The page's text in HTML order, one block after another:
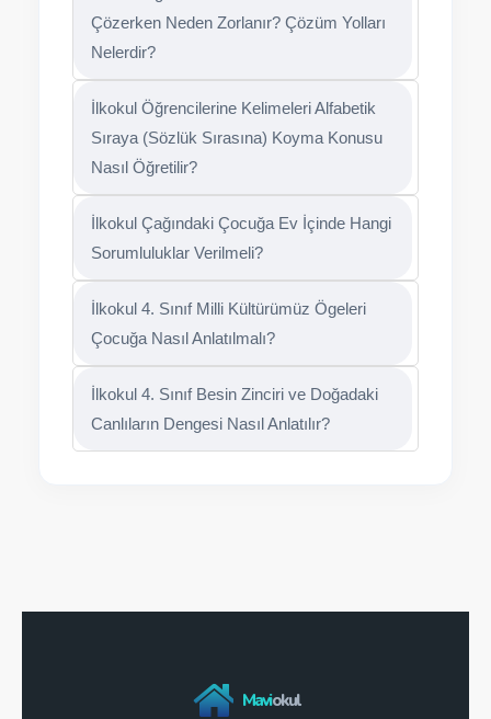
Çözerken Neden Zorlanır? Çözüm Yolları
Nelerdir?
İlkokul Öğrencilerine Kelimeleri Alfabetik
Sıraya (Sözlük Sırasına) Koyma Konusu
Nasıl Öğretilir?
İlkokul Çağındaki Çocuğa Ev İçinde Hangi
Sorumluluklar Verilmeli?
İlkokul 4. Sınıf Milli Kültürümüz Ögeleri
Çocuğa Nasıl Anlatılmalı?
İlkokul 4. Sınıf Besin Zinciri ve Doğadaki
Canlıların Dengesi Nasıl Anlatılır?
Maviokul